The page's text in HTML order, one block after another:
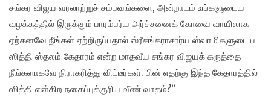
சங்கர விஜய வரலாற்றுச் சம்பவங்களை, அன்றாடம் உங்களுடைய
வழக்கத்தில் இருக்கும் பாரம்பர்ய அர்ச்சனைக் கோவை வாயிலாக
ஏற்கனவே நீங்கள் ஏற்றிருப்பதால் ஸ்ரீசங்கராசார்ய ஸ்வாமிகளுடைய
ஸித்தி ஸ்தலம் கேதாரம் என்ற மாதவீய சங்கர விஜயக் கருத்தை
நீங்களாகவே நிராகரித்து விட்டீர்கள். பின் எதற்கு இந்த கேதாரத்தில்
ஸித்தி என்கிற நகைப்புக்குரிய வீண் வாதம்?”